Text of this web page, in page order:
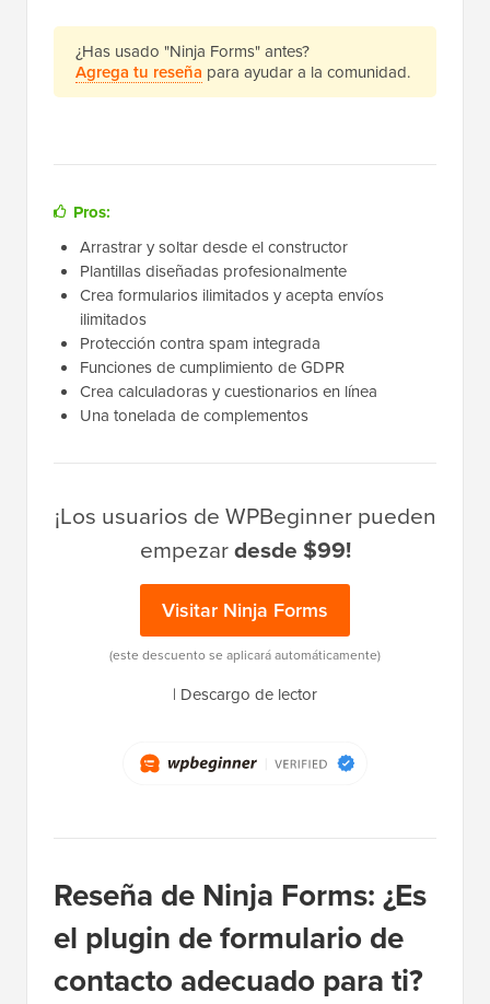
¿Has usado "Ninja Forms" antes?
Agrega tu reseña para ayudar a la comunidad.
Pros:
Arrastrar y soltar desde el constructor
Plantillas diseñadas profesionalmente
Crea formularios ilimitados y acepta envíos
ilimitados
Protección contra spam integrada
Funciones de cumplimiento de GDPR
Crea calculadoras y cuestionarios en línea
Una tonelada de complementos
¡Los usuarios de WPBeginner pueden
empezardesde $99!
Visitar Ninja Forms
(este descuento se aplicará automáticamente)
| Descargo de lector
Reseña de Ninja Forms: ¿Es
el plugin de formulario de
contacto adecuado para ti?